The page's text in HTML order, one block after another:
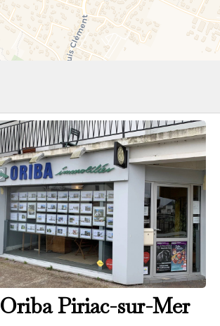
Oriba Piriac-sur-Mer